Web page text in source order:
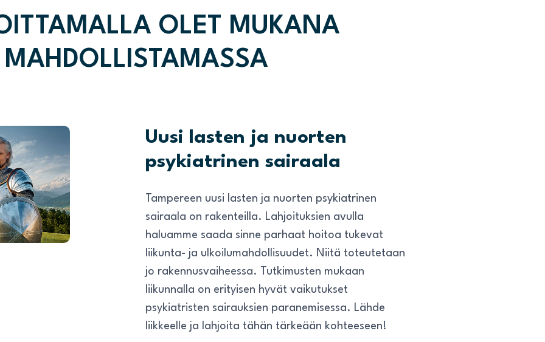
OLET MUKANA
MAHDOLLISTAMASSA
Uusi lasten ja nuorten
psykiatrinen sairaala
Tampereen uusi lasten ja nuorten psykiatrinen
sairaala on rakenteilla. Lahjoituksien avulla
haluamme saada sinne parhaat hoitoa tukevat
liikunta- ja ulkoilumahdollisuudet. Niitä toteutetaan
jo rakennusvaiheessa. Tutkimusten mukaan
liikunnalla on erityisen hyvät vaikutukset
psykiatristen sairauksien paranemisessa. Lähde
liikkeelle ja lahjoita tähän tärkeään kohteeseen!